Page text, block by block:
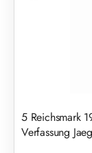
5 Reichsmark
Verfassung